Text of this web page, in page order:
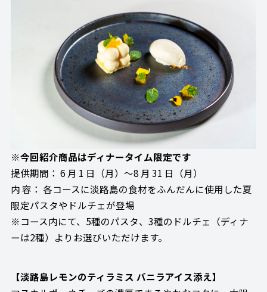
※今回紹介商品はディナータイム限定です
提供期間： 6 月 1 日（月）～8 月 31 日（月）
内 容： 各コースに淡路島の食材をふんだんに使用した夏
限定パスタやドルチェが登場
※コース内にて、5種のパスタ、3種のドルチェ（ディナ
ーは2種）よりお選びいただけます。
【淡路島レモンのティラミス バニラアイス添え】